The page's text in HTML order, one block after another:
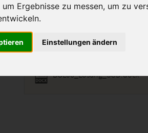
Ergebnisse zu messen, um zu
Einstellungen ändern
Rezeptoren, Maslowscher
BOL06_Lösung_SGD.docx